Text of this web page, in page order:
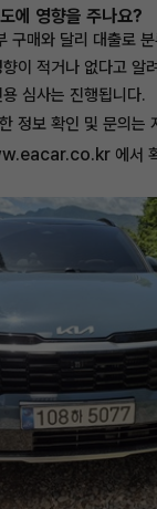
에 영향을 주나요?
구매와 달리 대출로
이 적거나 없다고 알
심사는 진행됩니다.
정보 확인 및 문의는
에서